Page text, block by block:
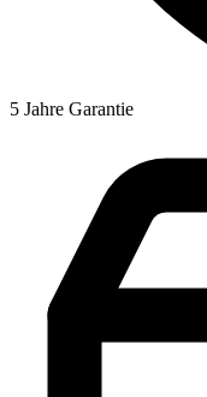
5 Jahre Garantie